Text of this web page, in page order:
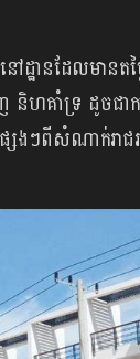
ានដែលមានតម្ល
ាំទ្រ ដូចជាកា
ងៗពីសំណាក់រាជរ